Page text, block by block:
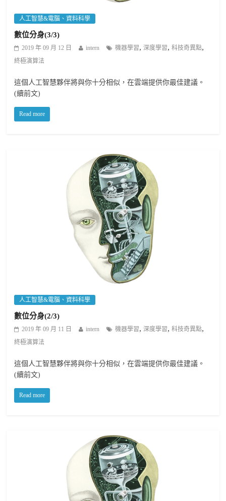
人工智慧&電腦、資料科學
數位分身(3/3)
2019 年 09 月 12 日 intern 機器學習,深度學習,科技奇異點,
終極演算法
這個人工智慧夥伴將與你十分相似，在雲端提供你最佳建議。
(續前文)
Read more
人工智慧&電腦、資料科學
數位分身(2/3)
2019 年 09 月 11 日 intern 機器學習,深度學習,科技奇異點,
終極演算法
這個人工智慧夥伴將與你十分相似，在雲端提供你最佳建議。
(續前文)
Read more